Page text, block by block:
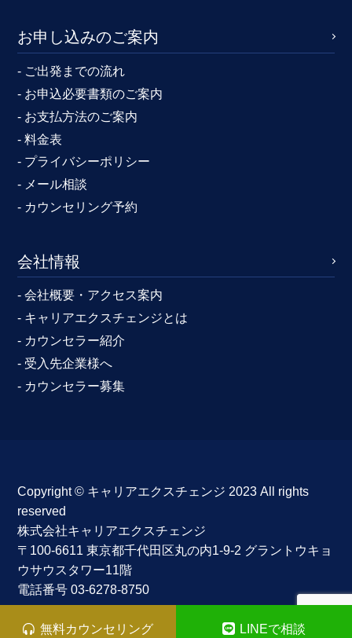
お申し込みのご案内
- ご出発までの流れ
- お申込必要書類のご案内
- お支払方法のご案内
- 料金表
- プライバシーポリシー
- メール相談
- カウンセリング予約
会社情報
- 会社概要・アクセス案内
- キャリアエクスチェンジとは
- カウンセラー紹介
- 受入先企業様へ
- カウンセラー募集
Copyright ©︎ キャリアエクスチェンジ 2023 All rights
reserved
株式会社キャリアエクスチェンジ
〒100-6611 東京都千代田区丸の内1-9-2 グラントウキョ
ウサウスタワー11階
電話番号 03-6278-8750
無料カウンセリング LINEで相談